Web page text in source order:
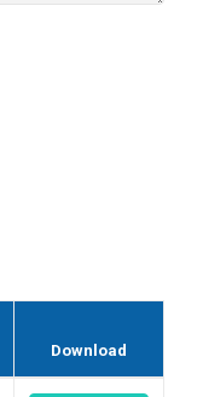
Download